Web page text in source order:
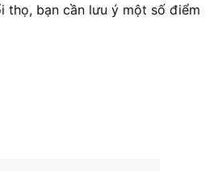
thọ, bạn cần lưu ý một số điểm